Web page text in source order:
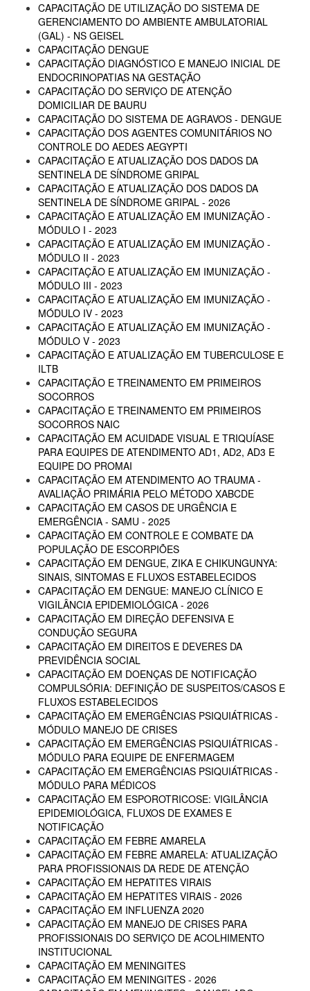
CAPACITAÇÃO DE UTILIZAÇÃO DO SISTEMA DE
GERENCIAMENTO DO AMBIENTE AMBULATORIAL
(GAL) - NS GEISEL
CAPACITAÇÃO DENGUE
CAPACITAÇÃO DIAGNÓSTICO E MANEJO INICIAL DE
ENDOCRINOPATIAS NA GESTAÇÃO
CAPACITAÇÃO DO SERVIÇO DE ATENÇÃO
DOMICILIAR DE BAURU
CAPACITAÇÃO DO SISTEMA DE AGRAVOS - DENGUE
CAPACITAÇÃO DOS AGENTES COMUNITÁRIOS NO
CONTROLE DO AEDES AEGYPTI
CAPACITAÇÃO E ATUALIZAÇÃO DOS DADOS DA
SENTINELA DE SÍNDROME GRIPAL
CAPACITAÇÃO E ATUALIZAÇÃO DOS DADOS DA
SENTINELA DE SÍNDROME GRIPAL - 2026
CAPACITAÇÃO E ATUALIZAÇÃO EM IMUNIZAÇÃO -
MÓDULO I - 2023
CAPACITAÇÃO E ATUALIZAÇÃO EM IMUNIZAÇÃO -
MÓDULO II - 2023
CAPACITAÇÃO E ATUALIZAÇÃO EM IMUNIZAÇÃO -
MÓDULO III - 2023
CAPACITAÇÃO E ATUALIZAÇÃO EM IMUNIZAÇÃO -
MÓDULO IV - 2023
CAPACITAÇÃO E ATUALIZAÇÃO EM IMUNIZAÇÃO -
MÓDULO V - 2023
CAPACITAÇÃO E ATUALIZAÇÃO EM TUBERCULOSE E
ILTB
CAPACITAÇÃO E TREINAMENTO EM PRIMEIROS
SOCORROS
CAPACITAÇÃO E TREINAMENTO EM PRIMEIROS
SOCORROS NAIC
CAPACITAÇÃO EM ACUIDADE VISUAL E TRIQUÍASE
PARA EQUIPES DE ATENDIMENTO AD1, AD2, AD3 E
EQUIPE DO PROMAI
CAPACITAÇÃO EM ATENDIMENTO AO TRAUMA -
AVALIAÇÃO PRIMÁRIA PELO MÉTODO XABCDE
CAPACITAÇÃO EM CASOS DE URGÊNCIA E
EMERGÊNCIA - SAMU - 2025
CAPACITAÇÃO EM CONTROLE E COMBATE DA
POPULAÇÃO DE ESCORPIÕES
CAPACITAÇÃO EM DENGUE, ZIKA E CHIKUNGUNYA:
SINAIS, SINTOMAS E FLUXOS ESTABELECIDOS
CAPACITAÇÃO EM DENGUE: MANEJO CLÍNICO E
VIGILÂNCIA EPIDEMIOLÓGICA - 2026
CAPACITAÇÃO EM DIREÇÃO DEFENSIVA E
CONDUÇÃO SEGURA
CAPACITAÇÃO EM DIREITOS E DEVERES DA
PREVIDÊNCIA SOCIAL
CAPACITAÇÃO EM DOENÇAS DE NOTIFICAÇÃO
COMPULSÓRIA: DEFINIÇÃO DE SUSPEITOS/CASOS E
FLUXOS ESTABELECIDOS
CAPACITAÇÃO EM EMERGÊNCIAS PSIQUIÁTRICAS -
MÓDULO MANEJO DE CRISES
CAPACITAÇÃO EM EMERGÊNCIAS PSIQUIÁTRICAS -
MÓDULO PARA EQUIPE DE ENFERMAGEM
CAPACITAÇÃO EM EMERGÊNCIAS PSIQUIÁTRICAS -
MÓDULO PARA MÉDICOS
CAPACITAÇÃO EM ESPOROTRICOSE: VIGILÂNCIA
EPIDEMIOLÓGICA, FLUXOS DE EXAMES E
NOTIFICAÇÃO
CAPACITAÇÃO EM FEBRE AMARELA
CAPACITAÇÃO EM FEBRE AMARELA: ATUALIZAÇÃO
PARA PROFISSIONAIS DA REDE DE ATENÇÃO
CAPACITAÇÃO EM HEPATITES VIRAIS
CAPACITAÇÃO EM HEPATITES VIRAIS - 2026
CAPACITAÇÃO EM INFLUENZA 2020
CAPACITAÇÃO EM MANEJO DE CRISES PARA
PROFISSIONAIS DO SERVIÇO DE ACOLHIMENTO
INSTITUCIONAL
CAPACITAÇÃO EM MENINGITES
CAPACITAÇÃO EM MENINGITES - 2026